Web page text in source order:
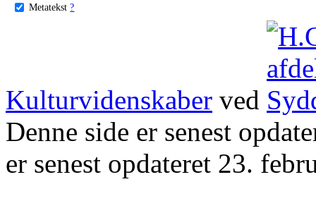
Metatekst ?
Kulturvidenskaber ved
Denne side er senest
er senest opdateret 23.